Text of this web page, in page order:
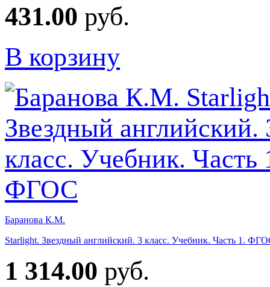
431.00 руб.
В корзину
Баранова К.М.
Starlight. Звездный английский. 3 класс. Учебник. Часть 1.
1 314.00 руб.